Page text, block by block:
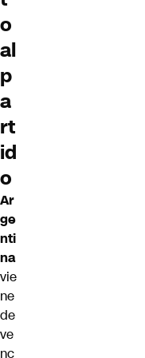
o
al
p
a
rt
id
o
Ar
ge
nti
na
vie
ne
de
ve
nc